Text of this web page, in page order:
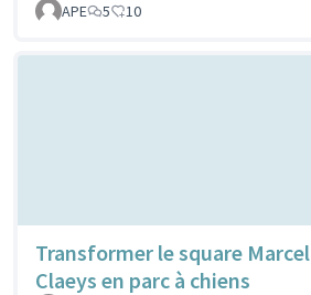
APE 5 10
Transformer le square Marcel
Claeys en parc à chiens